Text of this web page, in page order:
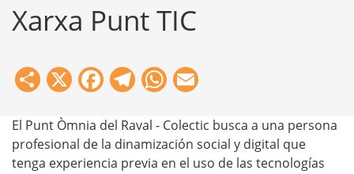
Xarxa Punt TIC
Share
X Facebook
Telegram
WhatsApp
El Punt Òmnia del Raval - Colectic busca a una persona
profesional de la dinamización social y digital que
tenga experiencia previa en el uso de las tecnologías